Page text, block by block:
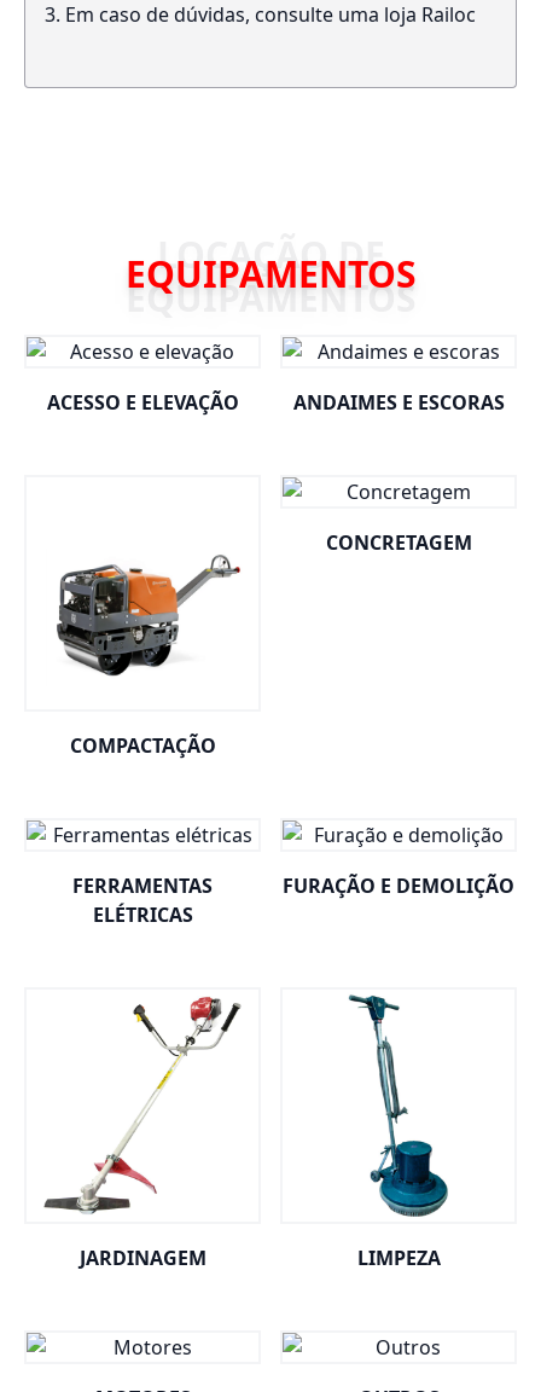
Em caso de dúvidas, consulte uma loja Railoc
EQUIPAMENTOS
ACESSO E ELEVAÇÃO ANDAIMES E ESCORAS
COMPACTAÇÃO
CONCRETAGEM
FERRAMENTAS
ELÉTRICAS
FURAÇÃO E DEMOLIÇÃO
JARDINAGEM LIMPEZA